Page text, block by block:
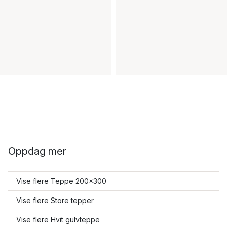
Oppdag mer
Vise flere Teppe 200x300
Vise flere Store tepper
Vise flere Hvit gulvteppe